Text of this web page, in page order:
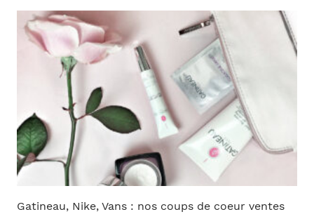
Gatineau, Nike, Vans : nos coups de coeur ventes